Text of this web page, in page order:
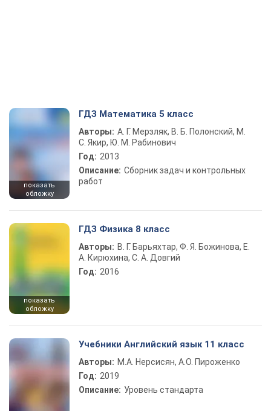
показать
обложку
ГДЗ Математика 5 класс
Авторы: А. Г. Мерзляк, В. Б. Полонский, М.
С. Якир, Ю. М. Рабинович
Год: 2013
Описание: Сборник задач и контрольных
работ
показать
обложку
ГДЗ Физика 8 класс
Авторы: В. Г. Барьяхтар, Ф. Я. Божинова, Е.
А. Кирюхина, С. А. Довгий
Год: 2016
Учебники Английский язык 11 класс
Авторы: М.А. Нерсисян, А.О. Пироженко
Год: 2019
Описание: Уровень стандарта